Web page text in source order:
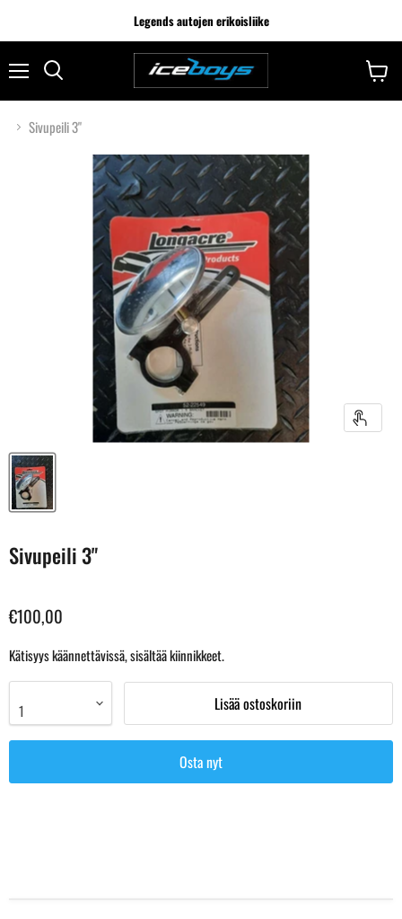
Legends autojen erikoisliike
Sivupeili 3"
Sivupeili 3"
€100,00
Kätisyys käännettävissä, sisältää kiinnikkeet.
Lisää ostoskoriin
Osta nyt